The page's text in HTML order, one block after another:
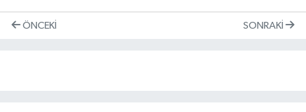
ÖNCEKI SONRAKI